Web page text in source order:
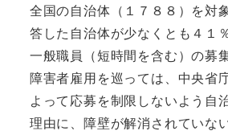
全国の自治体（１７８８）を対
答した自治体が少なくとも４１
一般職員（短時間を含む）の募
障害者雇用を巡っては、中央省
よって応募を制限しないよう自
理由に、障壁が解消されていな